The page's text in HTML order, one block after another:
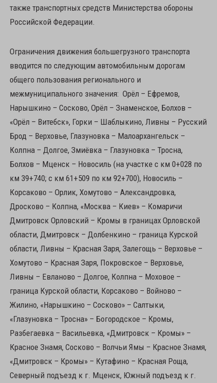
также транспортных средств Министерства обороны
Российской Федерации.
Ограничения движения большегрузного транспорта
вводится по следующим автомобильным дорогам
общего пользования регионального и
межмуниципального значения: Орёл – Ефремов,
Нарышкино – Сосково, Орёл – Знаменское, Болхов –
«Орёл – Витебск», Горки – Шаблыкино, Ливны – Русский
Брод – Верховье, Глазуновка – Малоархангельск –
Колпна – Долгое, Змиёвка – Глазуновка – Тросна,
Болхов – Мценск – Новосиль (на участке с км 0+028 по
км 39+740; с км 61+509 по км 92+700), Новосиль –
Корсаково – Орлик, Хомутово – Александровка,
Дросково – Колпна, «Москва – Киев» – Комаричи
Дмитровск Орловский – Кромы в границах Орловской
области, Дмитровск – Долбенкино – граница Курской
области, Ливны – Красная Заря, Залегощь – Верховье –
Хомутово – Красная Заря, Покровское – Верховье,
Ливны – Евланово – Долгое, Колпна – Моховое –
граница Курской области, Корсаково – Войново –
Жилино, «Нарышкино – Сосково» – Салтыки,
«Глазуновка – Тросна» – Богородское – Кромы,
Разбегаевка – Васильевка, «Дмитровск – Кромы» –
Красное Знамя, Сосково – Волчьи Ямы – Красное Знамя,
«Дмитровск – Кромы» – Кутафино – Красная Роща,
Северный подъезд к г. Мценск, Южный подъезд к г.